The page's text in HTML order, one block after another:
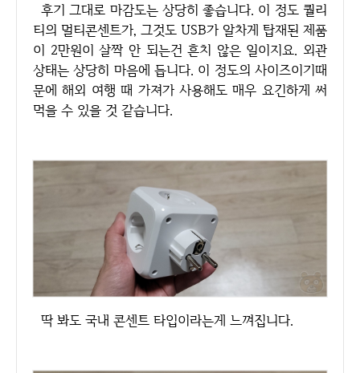
후기 그대로 마감도는 상당히 좋습니다. 이 정도 퀄리
티의 멀티콘센트가, 그것도 USB가 알차게 탑재된 제품
이 2만원이 살짝 안 되는건 흔치 않은 일이지요. 외관
상태는 상당히 마음에 듭니다. 이 정도의 사이즈이기때
문에 해외 여행 때 가져가 사용해도 매우 요긴하게 써
먹을 수 있을 것 같습니다.
딱 봐도 국내 콘센트 타입이라는게 느껴집니다.